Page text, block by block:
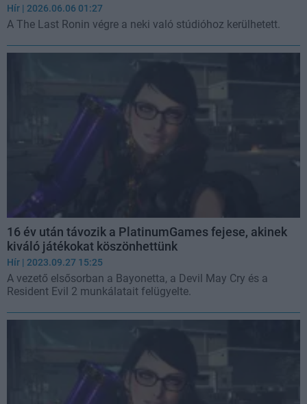
Hír | 2026.06.06 01:27
A The Last Ronin végre a neki való stúdióhoz kerülhetett.
16 év után távozik a PlatinumGames fejese, akinek
kiváló játékokat köszönhettünk
Hír | 2023.09.27 15:25
A vezető elsősorban a Bayonetta, a Devil May Cry és a
Resident Evil 2 munkálatait felügyelte.